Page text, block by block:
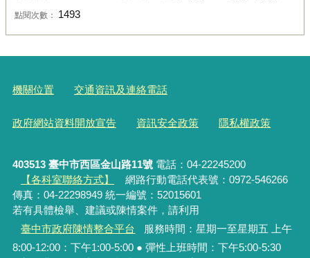
點閱次數： 1493
機關位置 交通資訊及連絡電話
政府網站資料開放宣告 資訊安全政策 隱私權政策
403513 臺中市西區金山路11號電話：04-22245200
【各科室聯絡方式】
網路行動電話代表號：0972-546266
傳真：04-22298949 統一編號：52015601
若有具體檢舉、建議或陳情案件，請利用
臺中市政府陳情整合平台
服務時間：星期一至星期五 上午
8:00-12:00：下午1:00-5:00 ● 彈性上班時間：下午5:00-5:30